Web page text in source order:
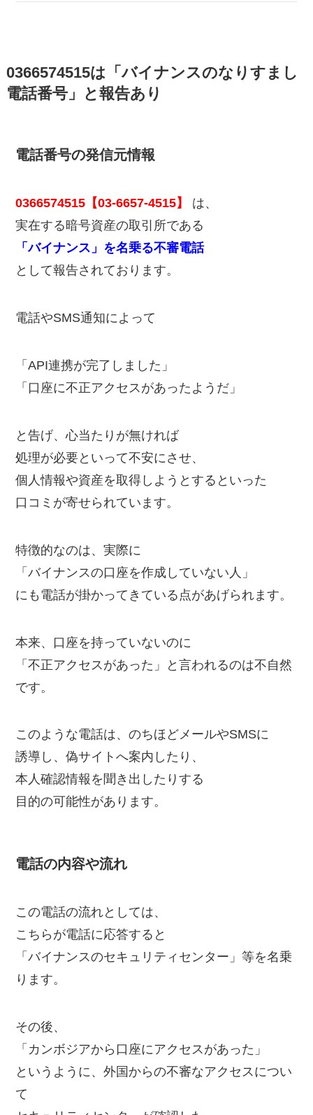
0366574515は「バイナンスのなりすまし
電話番号」と報告あり
電話番号の発信元情報
0366574515【03-6657-4515】
は、
実在する暗号資産の取引所である
「バイナンス」を名乗る不審電話
として報告されております。
電話やSMS通知によって
「API連携が完了しました」
「口座に不正アクセスがあったようだ」
と告げ、心当たりが無ければ
処理が必要といって不安にさせ、
個人情報や資産を取得しようとするといった
口コミが寄せられています。
特徴的なのは、実際に
「バイナンスの口座を作成していない人」
にも電話が掛かってきている点があげられます。
本来、口座を持っていないのに
「不正アクセスがあった」と言われるのは不自然
です。
このような電話は、のちほどメールやSMSに
誘導し、偽サイトへ案内したり、
本人確認情報を聞き出したりする
目的の可能性があります。
電話の内容や流れ
この電話の流れとしては、
こちらが電話に応答すると
「バイナンスのセキュリティセンター」等を名乗
ります。
その後、
「カンボジアから口座にアクセスがあった」
というように、外国からの不審なアクセスについ
て